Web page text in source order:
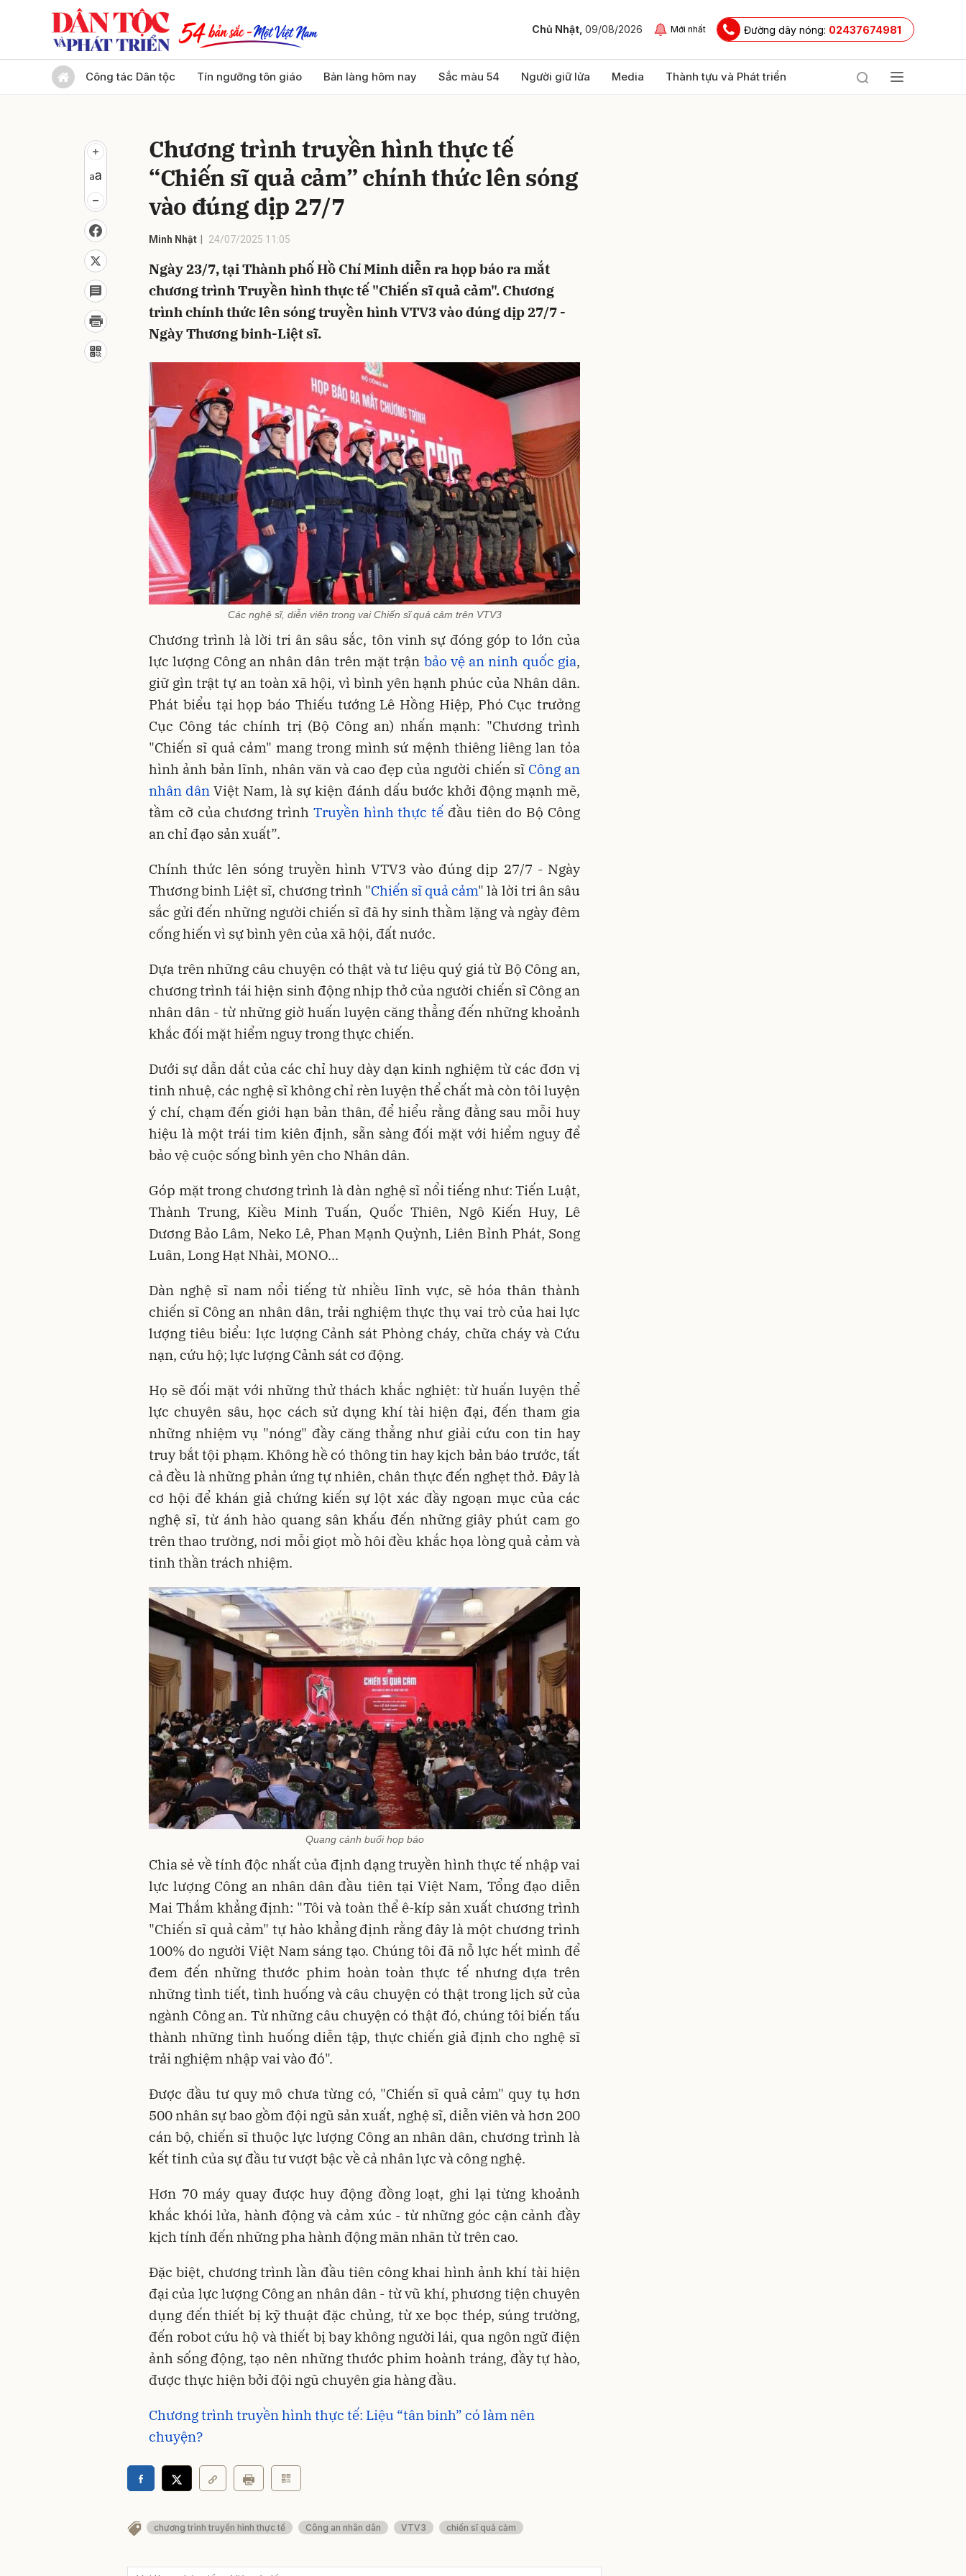
Chủ Nhật, 09/08/2026 Mới nhất Đường dây nóng: 02437674981
Công tác Dân tộc Tín ngưỡng tôn giáo Bản làng hôm nay Sắc màu 54 Người giữ lửa Media Thành tựu và Phát triển
Chương trình truyền hình thực tế
“Chiến sĩ quả cảm” chính thức lên sóng
vào đúng dịp 27/7
Minh Nhật 24/07/2025 11:05
Ngày 23/7, tại Thành phố Hồ Chí Minh diễn ra họp báo ra mắt
chương trình Truyền hình thực tế "Chiến sĩ quả cảm". Chương
trình chính thức lên sóng truyền hình VTV3 vào đúng dịp 27/7 -
Ngày Thương binh-Liệt sĩ.
Các nghệ sĩ, diễn viên trong vai Chiến sĩ quả cảm trên VTV3
Chương trình là lời tri ân sâu sắc, tôn vinh sự đóng góp to lớn của
lực lượng Công an nhân dân trên mặt trận bảo vệ an ninh quốc gia,
giữ gìn trật tự an toàn xã hội, vì bình yên hạnh phúc của Nhân dân.
Phát biểu tại họp báo Thiếu tướng Lê Hồng Hiệp, Phó Cục trưởng
Cục Công tác chính trị (Bộ Công an) nhấn mạnh: "Chương trình
"Chiến sĩ quả cảm" mang trong mình sứ mệnh thiêng liêng lan tỏa
hình ảnh bản lĩnh, nhân văn và cao đẹp của người chiến sĩ Công an
nhân dân Việt Nam, là sự kiện đánh dấu bước khởi động mạnh mẽ,
tầm cỡ của chương trình Truyền hình thực tế đầu tiên do Bộ Công
an chỉ đạo sản xuất”.
Chính thức lên sóng truyền hình VTV3 vào đúng dịp 27/7 - Ngày
Thương binh Liệt sĩ, chương trình "Chiến sĩ quả cảm" là lời tri ân sâu
sắc gửi đến những người chiến sĩ đã hy sinh thầm lặng và ngày đêm
cống hiến vì sự bình yên của xã hội, đất nước.
Dựa trên những câu chuyện có thật và tư liệu quý giá từ Bộ Công an,
chương trình tái hiện sinh động nhịp thở của người chiến sĩ Công an
nhân dân - từ những giờ huấn luyện căng thẳng đến những khoảnh
khắc đối mặt hiểm nguy trong thực chiến.
Dưới sự dẫn dắt của các chỉ huy dày dạn kinh nghiệm từ các đơn vị
tinh nhuệ, các nghệ sĩ không chỉ rèn luyện thể chất mà còn tôi luyện
ý chí, chạm đến giới hạn bản thân, để hiểu rằng đằng sau mỗi huy
hiệu là một trái tim kiên định, sẵn sàng đối mặt với hiểm nguy để
bảo vệ cuộc sống bình yên cho Nhân dân.
Góp mặt trong chương trình là dàn nghệ sĩ nổi tiếng như: Tiến Luật,
Thành Trung, Kiều Minh Tuấn, Quốc Thiên, Ngô Kiến Huy, Lê
Dương Bảo Lâm, Neko Lê, Phan Mạnh Quỳnh, Liên Bỉnh Phát, Song
Luân, Long Hạt Nhài, MONO...
Dàn nghệ sĩ nam nổi tiếng từ nhiều lĩnh vực, sẽ hóa thân thành
chiến sĩ Công an nhân dân, trải nghiệm thực thụ vai trò của hai lực
lượng tiêu biểu: lực lượng Cảnh sát Phòng cháy, chữa cháy và Cứu
nạn, cứu hộ; lực lượng Cảnh sát cơ động.
Họ sẽ đối mặt với những thử thách khắc nghiệt: từ huấn luyện thể
lực chuyên sâu, học cách sử dụng khí tài hiện đại, đến tham gia
những nhiệm vụ "nóng" đầy căng thẳng như giải cứu con tin hay
truy bắt tội phạm. Không hề có thông tin hay kịch bản báo trước, tất
cả đều là những phản ứng tự nhiên, chân thực đến nghẹt thở. Đây là
cơ hội để khán giả chứng kiến sự lột xác đầy ngoạn mục của các
nghệ sĩ, từ ánh hào quang sân khấu đến những giây phút cam go
trên thao trường, nơi mỗi giọt mồ hôi đều khắc họa lòng quả cảm và
tinh thần trách nhiệm.
Quang cảnh buổi họp báo
Chia sẻ về tính độc nhất của định dạng truyền hình thực tế nhập vai
lực lượng Công an nhân dân đầu tiên tại Việt Nam, Tổng đạo diễn
Mai Thắm khẳng định: "Tôi và toàn thể ê-kíp sản xuất chương trình
"Chiến sĩ quả cảm" tự hào khẳng định rằng đây là một chương trình
100% do người Việt Nam sáng tạo. Chúng tôi đã nỗ lực hết mình để
đem đến những thước phim hoàn toàn thực tế nhưng dựa trên
những tình tiết, tình huống và câu chuyện có thật trong lịch sử của
ngành Công an. Từ những câu chuyện có thật đó, chúng tôi biến tấu
thành những tình huống diễn tập, thực chiến giả định cho nghệ sĩ
trải nghiệm nhập vai vào đó".
Được đầu tư quy mô chưa từng có, "Chiến sĩ quả cảm" quy tụ hơn
500 nhân sự bao gồm đội ngũ sản xuất, nghệ sĩ, diễn viên và hơn 200
cán bộ, chiến sĩ thuộc lực lượng Công an nhân dân, chương trình là
kết tinh của sự đầu tư vượt bậc về cả nhân lực và công nghệ.
Hơn 70 máy quay được huy động đồng loạt, ghi lại từng khoảnh
khắc khói lửa, hành động và cảm xúc - từ những góc cận cảnh đầy
kịch tính đến những pha hành động mãn nhãn từ trên cao.
Đặc biệt, chương trình lần đầu tiên công khai hình ảnh khí tài hiện
đại của lực lượng Công an nhân dân - từ vũ khí, phương tiện chuyên
dụng đến thiết bị kỹ thuật đặc chủng, từ xe bọc thép, súng trường,
đến robot cứu hộ và thiết bị bay không người lái, qua ngôn ngữ điện
ảnh sống động, tạo nên những thước phim hoành tráng, đầy tự hào,
được thực hiện bởi đội ngũ chuyên gia hàng đầu.
Chương trình truyền hình thực tế: Liệu “tân binh” có làm nên
chuyện?
chương trình truyền hình thực tế Công an nhân dân VTV3 chiến sĩ quả cảm
Gửi bình luận